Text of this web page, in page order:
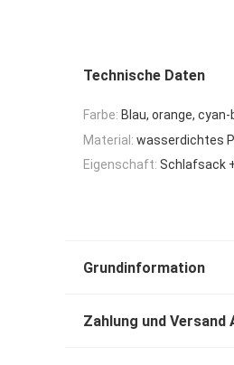
Technische Daten
Farbe: Blau, orange, cyan-
Material: wasserdichtes
Eigenschaft: Schlafsack
Grundinformation
Zahlung und Versand